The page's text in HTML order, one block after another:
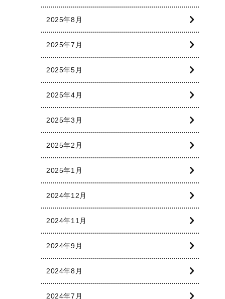
2025年8月
2025年7月
2025年5月
2025年4月
2025年3月
2025年2月
2025年1月
2024年12月
2024年11月
2024年9月
2024年8月
2024年7月